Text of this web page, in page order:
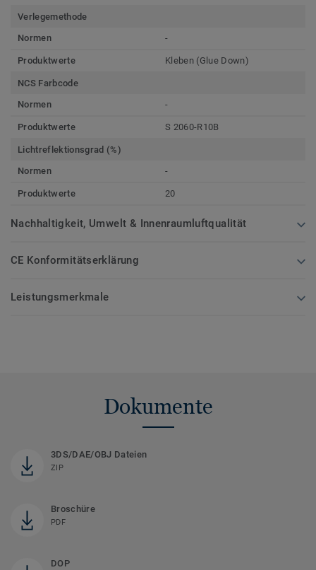
Verlegemethode
Normen
-
Produktwerte Kleben (Glue Down)
NCS Farbcode
Normen
-
Produktwerte S 2060-R10B
Lichtreflektionsgrad (%)
Normen
-
Produktwerte 20
Nachhaltigkeit, Umwelt & Innenraumluftqualität
CE Konformitätserklärung
Leistungsmerkmale
Dokumente
3DS/DAE/OBJ Dateien
ZIP
Broschüre
PDF
DOP